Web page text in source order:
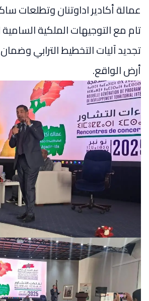
عمالة أكادير اداوتنان وتطلعات
تام مع التوجيهات الملكية السامية
تجديد آليات التخطيط الترابي
أرض الواقع.